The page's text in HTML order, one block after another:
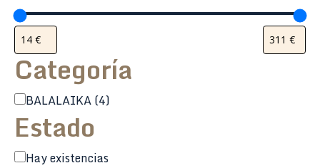
Categoría
Categoría
BALALAIKA(4)
Estado
Estado
Hay existencias